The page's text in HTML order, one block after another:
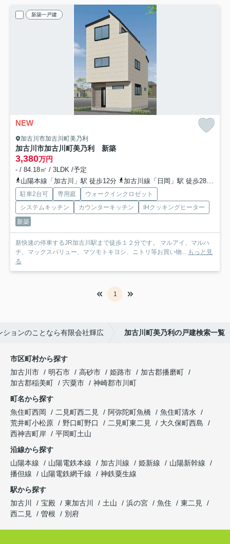
新築一戸建
NEW
加古川市加古川町美乃利
加古川市加古川町美乃利 新築
3,380万円
- / 84.18㎡ / 3LDK /予定
山陽本線「加古川」駅 徒歩12分
加古川線「日岡」駅 徒歩28分
駐車2台可 専用庭
ウォークインクロゼット
システムキッチン
カウンターキッチン
IHクッキングヒーター
新築
新快速の停車するJR加古川駅まで徒歩１２分です。 マルアイ、マルハ
チ、マックスバリュー、マツモトキヨシ、ニトリ等お買い物... もっと見
る
1
ョンのことなら有限会社輝広 加古川町美乃利の戸建検索一覧
市区町村から探す
加古川市
明石市 高砂市 姫路市
加古郡播磨町
加古郡稲美町
宍粟市
神崎郡市川町
町名から探す
魚住町西岡
二見町西二見 阿弥陀町魚橋
魚住町清水
荒井町小松原
野口町野口 二見町東二見
大久保町西島
西神吉町岸
平岡町土山
沿線から探す
山陽本線
山陽電鉄本線 加古川線 姫新線
山陽新幹線
播但線
山陽電鉄網干線
神鉄粟生線
駅から探す
加古川
宝殿 東加古川 土山 浜の宮 魚住
東二見
西二見
曽根 別府